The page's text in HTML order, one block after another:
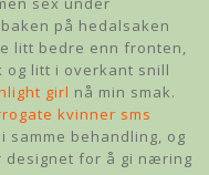
på hedalsaken
litt bedre enn fronten,
litt i overkant snill
girl nå min smak.
kvinner sms
behandling, og
for å gi næring